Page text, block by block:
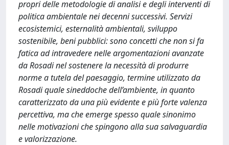
propri delle metodologie di analisi e degli interventi di
politica ambientale nei decenni successivi. Servizi
ecosistemici, esternalità ambientali, sviluppo
sostenibile, beni pubblici: sono concetti che non si fa
fatica ad intravedere nelle argomentazioni avanzate
da Rosadi nel sostenere la necessità di produrre
norme a tutela del paesaggio, termine utilizzato da
Rosadi quale sineddoche dell’ambiente, in quanto
caratterizzato da una più evidente e più forte valenza
percettiva, ma che emerge spesso quale sinonimo
nelle motivazioni che spingono alla sua salvaguardia
e valorizzazione.